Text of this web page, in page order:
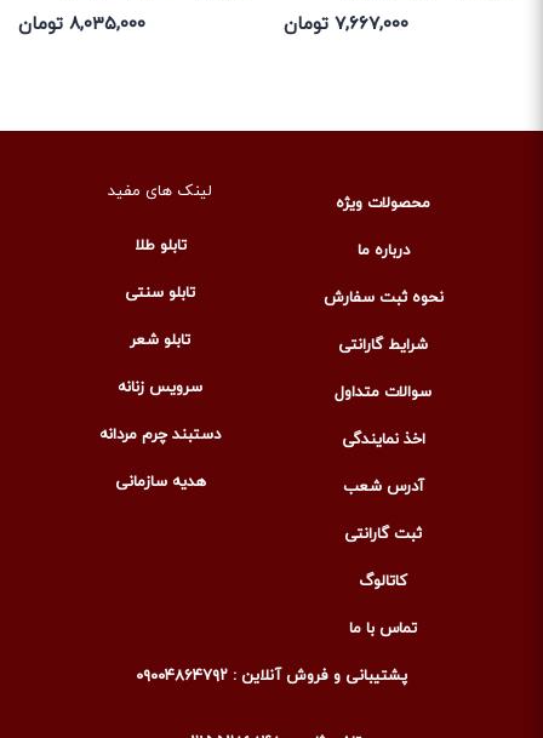
۷,۶۶۷,۰۰۰ تومان ۸,۰۳۵,۰۰۰ تومان
محصولات ویژه
درباره ما
نحوه ثبت سفارش
شرایط گارانتی
سوالات متداول
اخذ نمایندگی
آدرس شعب
ثبت گارانتی
کاتالوگ
تماس با ما
لینک های مفید
تابلو طلا
تابلو سنتی
تابلو شعر
سرویس زنانه
دستبند چرم مردانه
هدیه سازمانی
پشتیبانی و فروش آنلاین : ۰۹۰۰۴۸۶۴۷۹۲